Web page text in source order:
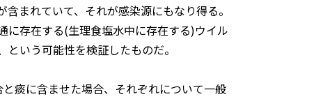
まれていて、それが感染源にもなり得る。
に存在する(生理食塩水中に存在する)ウイル
いう可能性を検証したものだ。
痰に含ませた場合、それぞれについて一般